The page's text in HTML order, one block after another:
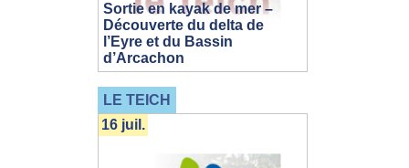
Sortie en kayak de mer –
Découverte du delta de
l’Eyre et du Bassin
d’Arcachon
LE TEICH
16 juil.